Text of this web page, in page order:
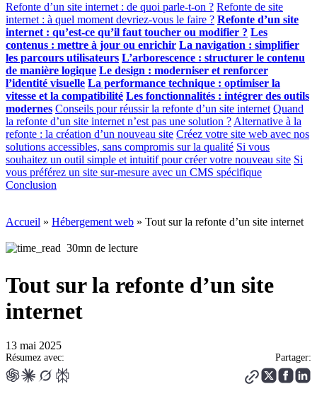
Refonte d’un site internet : de quoi parle-t-on ? Refonte de site
internet : à quel moment devriez-vous le faire ? Refonte d’un site
internet : qu’est-ce qu’il faut toucher ou modifier ? Les
contenus : mettre à jour ou enrichir La navigation : simplifier
les parcours utilisateurs L’arborescence : structurer le contenu
de manière logique Le design : moderniser et renforcer
l’identité visuelle La performance technique : optimiser la
vitesse et la compatibilité Les fonctionnalités : intégrer des outils
modernes Conseils pour réussir la refonte d’un site internet Quand
la refonte d’un site internet n’est pas une solution ? Alternative à la
refonte : la création d’un nouveau site Créez votre site web avec nos
solutions accessibles, sans compromis sur la qualité Si vous
souhaitez un outil simple et intuitif pour créer votre nouveau site Si
vous préférez un site sur-mesure avec un CMS spécifique
Conclusion
Accueil » Hébergement web » Tout sur la refonte d’un site internet
30mn de lecture
Tout sur la refonte d’un site
internet
13 mai 2025
Résumez avec: Partager: